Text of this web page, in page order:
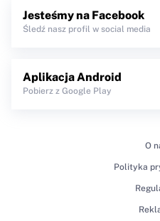
Jesteśmy na Facebook
Śledź nasz profil w social media
Aplikacja Android
Pobierz z Google Play
O
Polityka